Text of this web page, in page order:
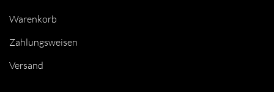
Warenkorb
Zahlungsweisen
Versand